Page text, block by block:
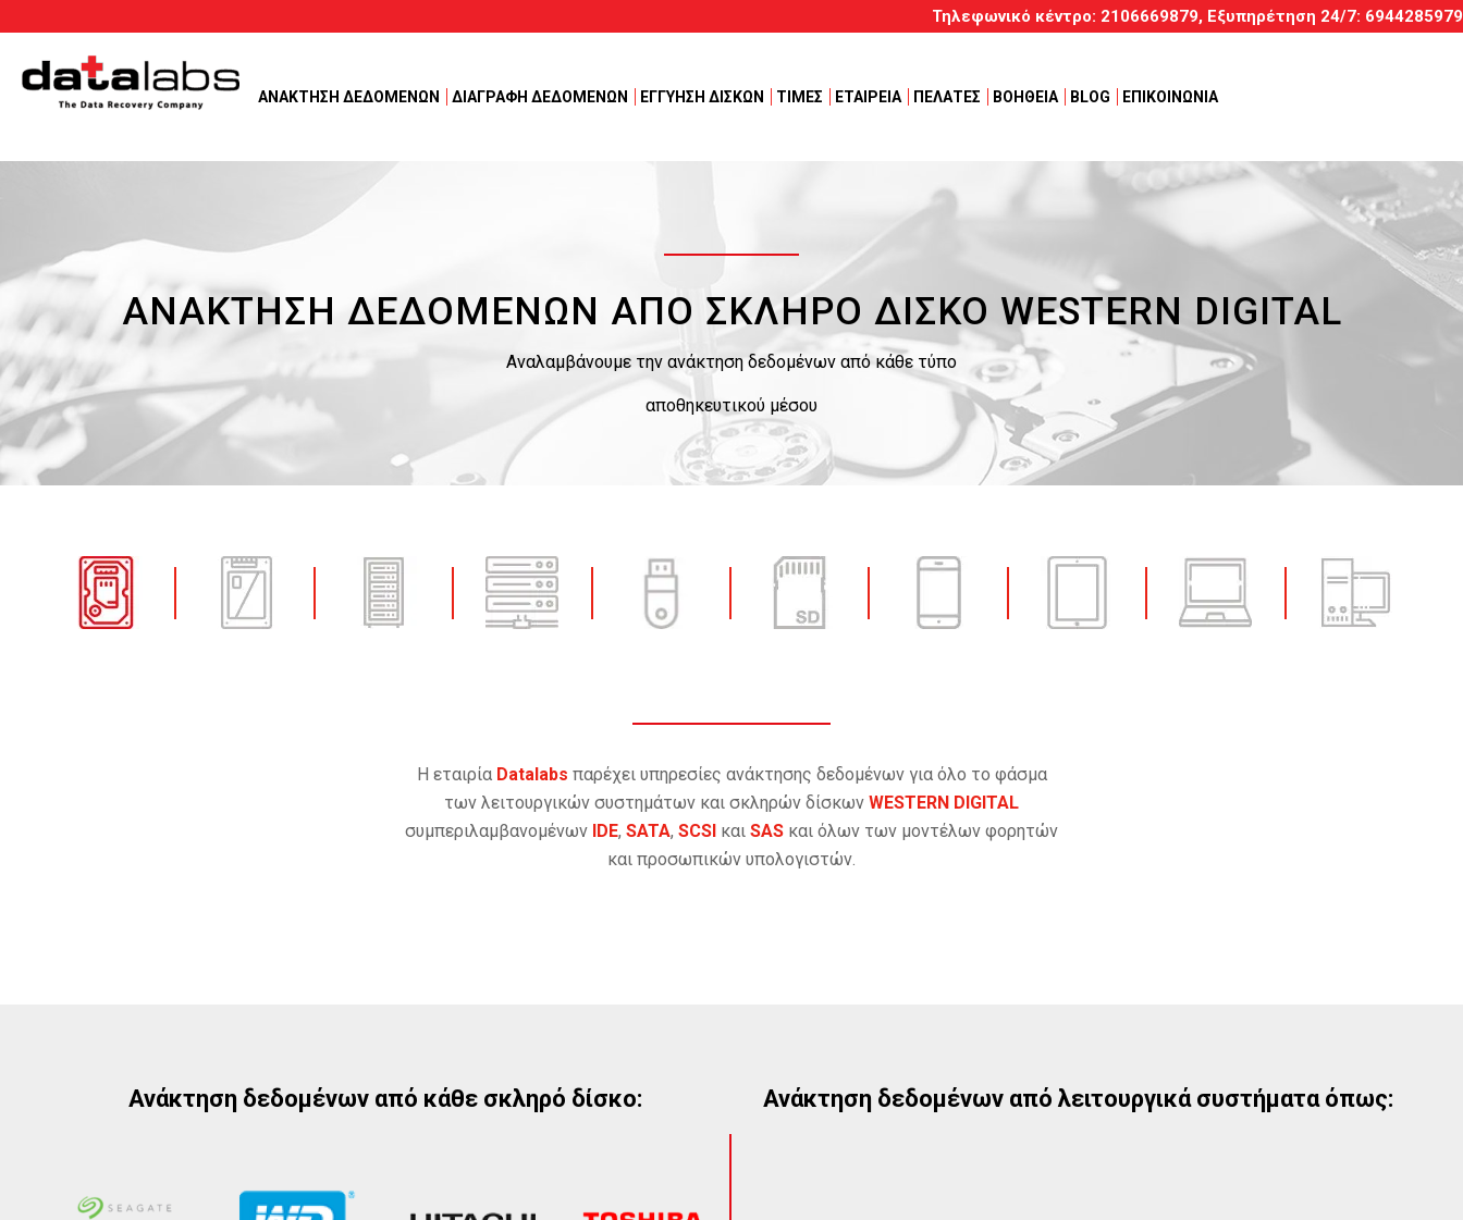
Τηλεφωνικό κέντρο: 2106669879, Εξυπηρέτηση 24/7: 6944285979
ΑΝΑΚΤΗΣΗ ΔΕΔΟΜΕΝΩΝ ΔΙΑΓΡΑΦΗ ΔΕΔΟΜΕΝΩΝ ΕΓΓΥΗΣΗ ΔΙΣΚΩΝ ΤΙΜΕΣ ΕΤΑΙΡΕΙΑ ΠΕΛΑΤΕΣ ΒΟΗΘΕΙΑ BLOG ΕΠΙΚΟΙΝΩΝΙΑ
ΑΝΑΚΤΗΣΗ ΔΕΔΟΜΕΝΩΝ ΑΠΟ ΣΚΛΗΡΟ ΔΙΣΚΟ WESTERN DIGITAL
Αναλαμβάνουμε την ανάκτηση δεδομένων από κάθε τύπο
αποθηκευτικού μέσου
Η εταιρία Datalabs παρέχει υπηρεσίες ανάκτησης δεδομένων για όλο το φάσμα
των λειτουργικών συστημάτων και σκληρών δίσκων WESTERN DIGITAL
συμπεριλαμβανομένων IDE, SATA, SCSI και SAS και όλων των μοντέλων φορητών
και προσωπικών υπολογιστών.
Ανάκτηση δεδομένων από κάθε σκληρό δίσκο: Ανάκτηση δεδομένων από λειτουργικά συστήματα όπως: